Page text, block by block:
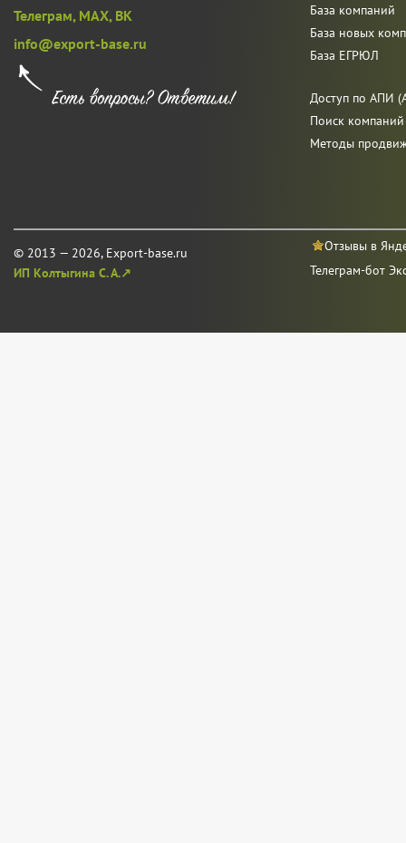
Телеграм, MAX, ВК
info@export-base.ru
© 2013 — 2026, Export-base.ru
ИП Колтыгина С. А.↗
База компаний
База новых
База ЕГРЮЛ
Доступ по АПИ
Поиск
Методы
Отзывы в
Телеграм-бот